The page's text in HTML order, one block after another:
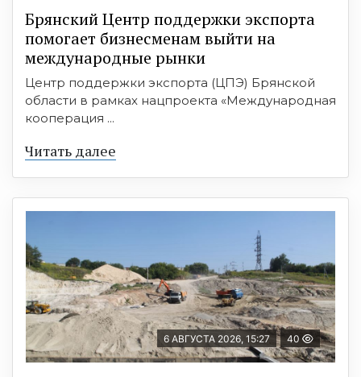
Брянский Центр поддержки экспорта
помогает бизнесменам выйти на
международные рынки
Центр поддержки экспорта (ЦПЭ) Брянской
области в рамках нацпроекта «Международная
кооперация ...
Читать далее
6 АВГУСТА 2026, 15:27 40